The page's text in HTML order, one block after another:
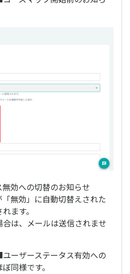
効への切替のお知らせ
無効」に自動切替えされた
ます。
は、メールは送信されませ
ーザーステータス有効への
同様です。